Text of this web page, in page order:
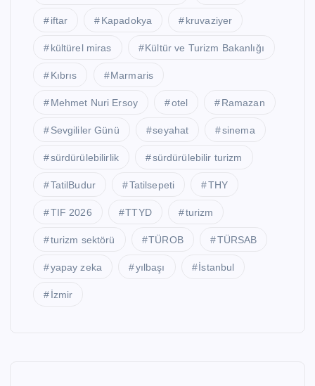
iftar Kapadokya kruvaziyer
kültürel miras Kültür ve Turizm Bakanlığı
Kıbrıs Marmaris
Mehmet Nuri Ersoy otel Ramazan
Sevgililer Günü seyahat sinema
sürdürülebilirlik sürdürülebilir turizm
TatilBudur Tatilsepeti THY
TIF 2026 TTYD turizm
turizm sektörü TÜROB TÜRSAB
yapay zeka yılbaşı İstanbul
İzmir